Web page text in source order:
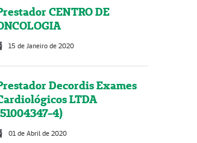
CENTRO DE
15 de Janeiro de 2020
Decordis Exames
LTDA
4)
01 de Abril de 2020